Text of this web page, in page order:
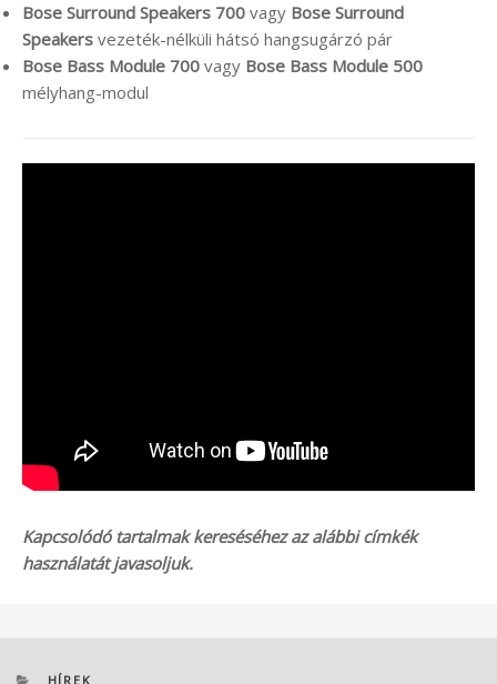
Bose Surround Speakers 700 vagy Bose Surround
Speakers vezeték-nélküli hátsó hangsugárzó pár
Bose Bass Module 700 vagy Bose Bass Module 500
mélyhang-modul
Kapcsolódó tartalmak kereséséhez az alábbi címkék
használatát javasoljuk.
KATEGÓRIÁK
HÍREK